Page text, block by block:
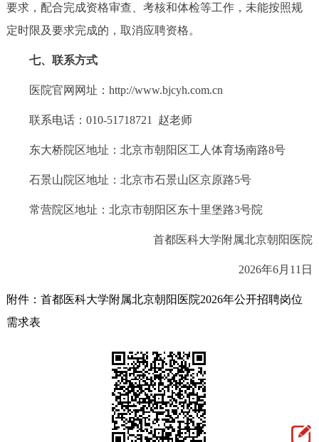
要求，配合完成资格审查、考核和体检等工作，未能按照规
定时限及要求完成的，取消应聘资格。
七、联系方式
医院官网网址：http://www.bjcyh.com.cn
联系电话：010-51718721 赵老师
东大桥院区地址：北京市朝阳区工人体育场南路8号
石景山院区地址：北京市石景山区京原路5号
常营院区地址：北京市朝阳区东十里堡路3号院
首都医科大学附属北京朝阳医院
2026年6月11日
附件：首都医科大学附属北京朝阳医院2026年公开招聘岗位
需求表